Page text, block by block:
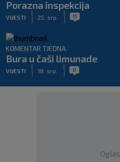
Porazna inspekcija
VIJESTI 25. srp. 11
KOMENTAR TJEDNA
Bura u čaši limunade
VIJESTI 18. srp. 0
Oglas